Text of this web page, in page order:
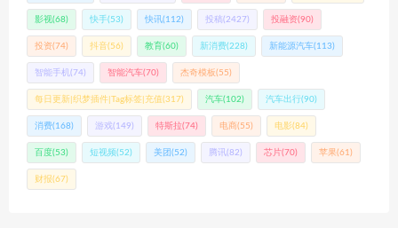
影视(68) 快手(53) 快讯(112) 投稿 (2427) 投融资(90)
投资(74) 抖音(56) 教育(60) 新消费(228) 新能源汽车(113)
智能手机 (74) 智能汽车(70) 杰奇模板(55)
每日更新|织梦插件|Tag标签|充值(317) 汽车(102) 汽车出行(90)
消费(168) 游戏(149) 特斯拉(74) 电商(55) 电影(84)
百度(53) 短视频(52) 美团 (52) 腾讯(82) 芯片(70) 苹果(61)
财报(67)